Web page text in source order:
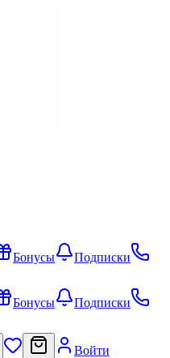
Бонусы
Подписки
Бонусы
Подписки
Войти